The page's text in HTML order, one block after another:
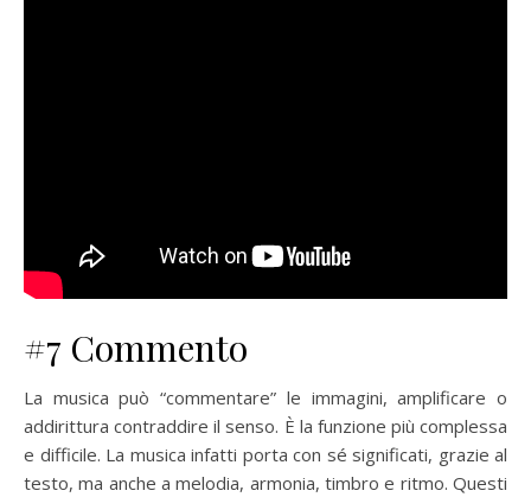
#7 Commento
La musica può “commentare” le immagini, amplificare o
addirittura contraddire il senso. È la funzione più complessa
e difficile. La musica infatti porta con sé significati, grazie al
testo, ma anche a melodia, armonia, timbro e ritmo. Questi